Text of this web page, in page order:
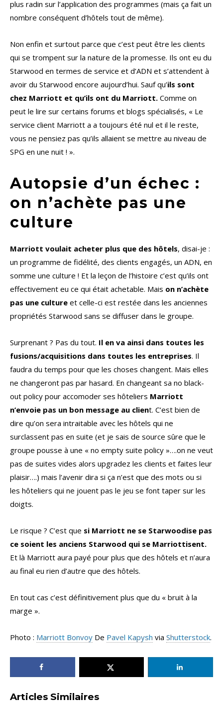
plus radin sur l’application des programmes (mais ça fait un
nombre conséquent d’hôtels tout de même).
Non enfin et surtout parce que c’est peut être les clients
qui se trompent sur la nature de la promesse. Ils ont eu du
Starwood en termes de service et d’ADN et s’attendent à
avoir du Starwood encore aujourd’hui. Sauf qu’ils sont
chez Marriott et qu’ils ont du Marriott. Comme on
peut le lire sur certains forums et blogs spécialisés, « Le
service client Marriott a a toujours été nul et il le reste,
vous ne pensiez pas qu’ils allaient se mettre au niveau de
SPG en une nuit ! ».
Autopsie d’un échec :
on n’achète pas une
culture
Marriott voulait acheter plus que des hôtels, disai-je :
un programme de fidélité, des clients engagés, un ADN, en
somme une culture ! Et la leçon de l’histoire c’est qu’ils ont
effectivement eu ce qui était achetable. Mais on n’achète
pas une culture et celle-ci est restée dans les anciennes
propriétés Starwood sans se diffuser dans le groupe.
Surprenant ? Pas du tout. Il en va ainsi dans toutes les
fusions/acquisitions dans toutes les entreprises. Il
faudra du temps pour que les choses changent. Mais elles
ne changeront pas par hasard. En changeant sa no black-
out policy pour accomoder ses hôteliers Marriott
n’envoie pas un bon message au client. C’est bien de
dire qu’on sera intraitable avec les hôtels qui ne
surclassent pas en suite (et je sais de source sûre que le
groupe pousse à une « no empty suite policy »….on ne veut
pas de suites vides alors upgradez les clients et faites leur
plaisir….) mais l’avenir dira si ça n’est que des mots ou si
les hôteliers qui ne jouent pas le jeu se font taper sur les
doigts.
Le risque ? C’est que si Marriott ne se Starwoodise pas
ce soient les anciens Starwood qui se Marriottisent.
Et là Marriott aura payé pour plus que des hôtels et n’aura
au final eu rien d’autre que des hôtels.
En tout cas c’est définitivement plus que du « bruit à la
marge ».
Photo : Marriott Bonvoy De Pavel Kapysh via Shutterstock.
Articles Similaires